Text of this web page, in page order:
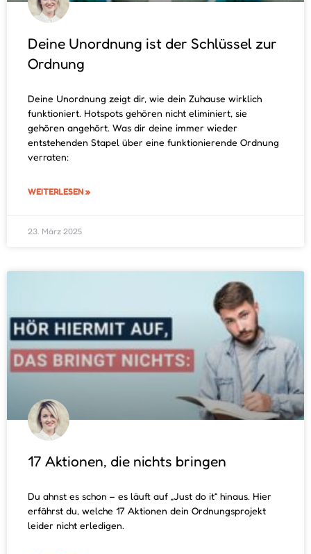
Deine Unordnung ist der Schlüssel zur
Ordnung
Deine Unordnung zeigt dir, wie dein Zuhause wirklich
funktioniert. Hotspots gehören nicht eliminiert, sie
gehören angehört. Was dir deine immer wieder
entstehenden Stapel über eine funktionierende Ordnung
verraten:
WEITERLESEN »
23. März 2025
17 Aktionen, die nichts bringen
Du ahnst es schon – es läuft auf „Just do it“ hinaus. Hier
erfährst du, welche 17 Aktionen dein Ordnungsprojekt
leider nicht erledigen.